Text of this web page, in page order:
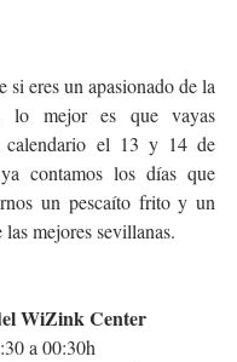
eres un apasionado de la
lo mejor es que vayas
calendario el 13 y 14 de
contamos los días que
un pescaíto frito y un
mejores sevillanas.
WiZink Center
a 00:30h